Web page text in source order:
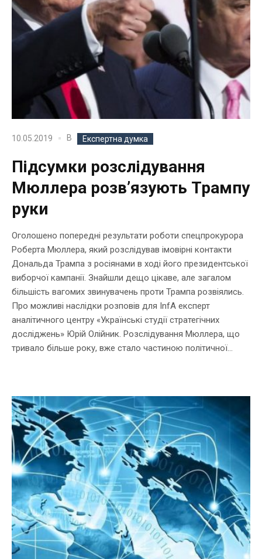
10.05.2019 В Експертна думка
Підсумки розслідування
Мюллера розв’язують Трампу
руки
Оголошено попередні результати роботи спецпрокурора
Роберта Мюллера, який розслідував імовірні контакти
Дональда Трампа з росіянами в ході його президентської
виборчої кампанії. Знайшли дещо цікаве, але загалом
більшість вагомих звинувачень проти Трампа розвіялись.
Про можливі наслідки розповів для InfA експерт
аналітичного центру «Українські студії стратегічних
досліджень» Юрій Олійник. Розслідування Мюллера, що
тривало більше року, вже стало частиною політичної...